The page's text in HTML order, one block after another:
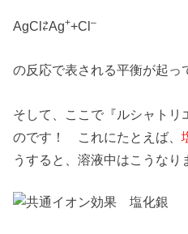
AgCl⇄Ag++Cl–
の反応で表される平衡が起っ
そして、ここで『ルシャトリ
のです！ これにたとえば、
うすると、溶液中はこうなり